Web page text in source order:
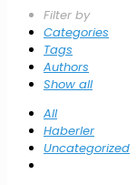
Filter by
Categories
Tags
Authors
Show all
All
Haberler
Uncategorized